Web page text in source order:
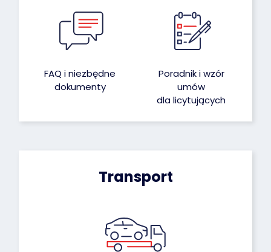
FAQ i niezbędne
dokumenty
Poradnik i wzór
umów
dla licytujących
Transport